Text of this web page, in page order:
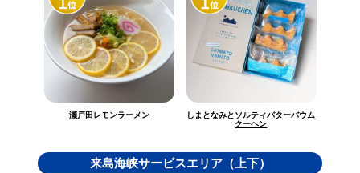
瀬戸田レモンラーメン しまとなみとソルティバターバウム
クーヘン
来島海峡サービスエリア（上下）